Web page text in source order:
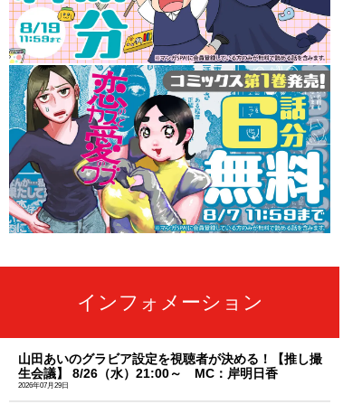
インフォメーション
山田あいのグラビア設定を視聴者が決める！【推し撮
生会議】 8/26（水）21:00～ MC：岸明日香
2026年07月29日